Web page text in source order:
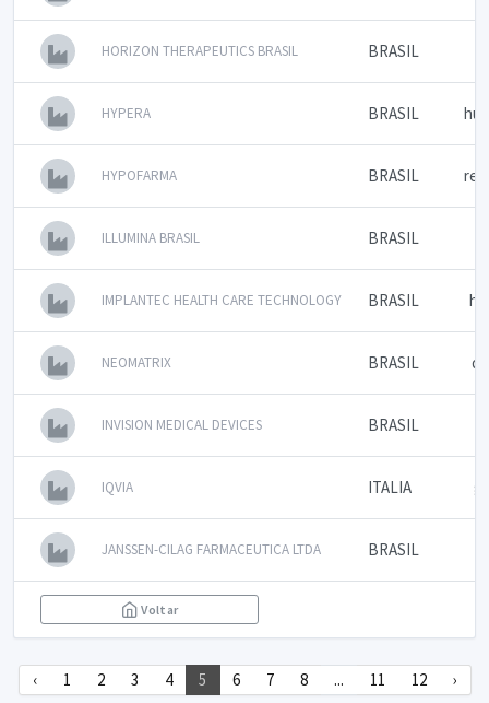
HORIZON THERAPEUTICS BRASIL BRASIL
HYPERA BRASIL
HYPOFARMA BRASIL
ILLUMINA BRASIL BRASIL
IMPLANTEC HEALTH CARE TECHNOLOGY BRASIL
NEOMATRIX BRASIL
INVISION MEDICAL DEVICES BRASIL
IQVIA ITALIA
JANSSEN-CILAG FARMACEUTICA LTDA BRASIL
Voltar
‹ 1 2 3 4 5 6 7 8 ... 11 12 ›